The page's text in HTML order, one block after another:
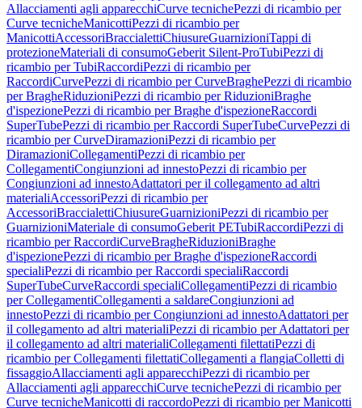
Allacciamenti agli apparecchiCurve tecnichePezzi di ricambio per
Curve tecnicheManicottiPezzi di ricambio per
ManicottiAccessoriBraccialettiChiusureGuarnizioniTappi di
protezioneMateriali di consumoGeberit Silent-ProTubiPezzi di
ricambio per TubiRaccordiPezzi di ricambio per
RaccordiCurvePezzi di ricambio per CurveBraghePezzi di ricambio
per BragheRiduzioniPezzi di ricambio per RiduzioniBraghe
d'ispezionePezzi di ricambio per Braghe d'ispezioneRaccordi
SuperTubePezzi di ricambio per Raccordi SuperTubeCurvePezzi di
ricambio per CurveDiramazioniPezzi di ricambio per
DiramazioniCollegamentiPezzi di ricambio per
CollegamentiCongiunzioni ad innestoPezzi di ricambio per
Congiunzioni ad innestoAdattatori per il collegamento ad altri
materialiAccessoriPezzi di ricambio per
AccessoriBraccialettiChiusureGuarnizioniPezzi di ricambio per
GuarnizioniMateriale di consumoGeberit PETubiRaccordiPezzi di
ricambio per RaccordiCurveBragheRiduzioniBraghe
d'ispezionePezzi di ricambio per Braghe d'ispezioneRaccordi
specialiPezzi di ricambio per Raccordi specialiRaccordi
SuperTubeCurveRaccordi specialiCollegamentiPezzi di ricambio
per CollegamentiCollegamenti a saldareCongiunzioni ad
innestoPezzi di ricambio per Congiunzioni ad innestoAdattatori per
il collegamento ad altri materialiPezzi di ricambio per Adattatori per
il collegamento ad altri materialiCollegamenti filettatiPezzi di
ricambio per Collegamenti filettatiCollegamenti a flangiaColletti di
fissaggioAllacciamenti agli apparecchiPezzi di ricambio per
Allacciamenti agli apparecchiCurve tecnichePezzi di ricambio per
Curve tecnicheManicotti di raccordoPezzi di ricambio per Manicotti